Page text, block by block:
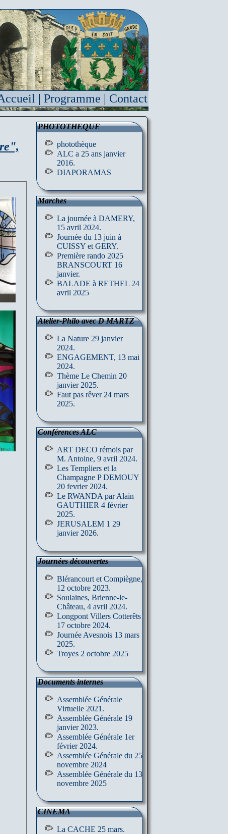
| Programme | Contact
PHOTOTHEQUE
photothèque
ALC a 25 ans janvier
2016.
DIAPORAMAS
Marches
La journée à DAMERY,
15 avril 2024.
Journée du 13 juin à
CUISSY et GERY.
Première rando 2025
BRANSCOURT 16
janvier.
BALADE à RETHEL 24
avril 2025
Atelier-Philo avec D MARTZ
La Nature 29 janvier
2024.
ENGAGEMENT, 13 mai
2024.
Thème Le Chemin 20
janvier 2025.
Faut pas rêver 24 mars
2025.
Conférences ALC
ART DECO rémois par
M. Antoine, 9 avril 2024.
Les Templiers et la
Champagne P DEMOUY
20 fevrier 2024.
Le RWANDA par Alain
GAUTHIER 4 février
2025.
JERUSALEM 1 29
janvier 2026.
Journées découvertes
Blérancourt et Compiègne,
12 octobre 2023.
Soulaines, Brienne-le-
Château, 4 avril 2024.
Longpont Villers Cotterêts
17 octobre 2024.
Journée Avesnois 13 mars
2025.
Troyes 2 octobre 2025
Documents internes
Assemblée Générale
Virtuelle 2021.
Assemblée Générale 19
janvier 2023.
Assemblée Générale 1er
février 2024.
Assemblée Générale du 25
novembre 2024
Assemblée Générale du 13
novembre 2025
CINEMA
La CACHE 25 mars.